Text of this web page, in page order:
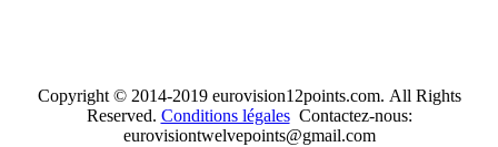
Copyright © 2014-2019 eurovision12points.com. All Rights
Reserved. Conditions légalesContactez-nous:
eurovisiontwelvepoints@gmail.com